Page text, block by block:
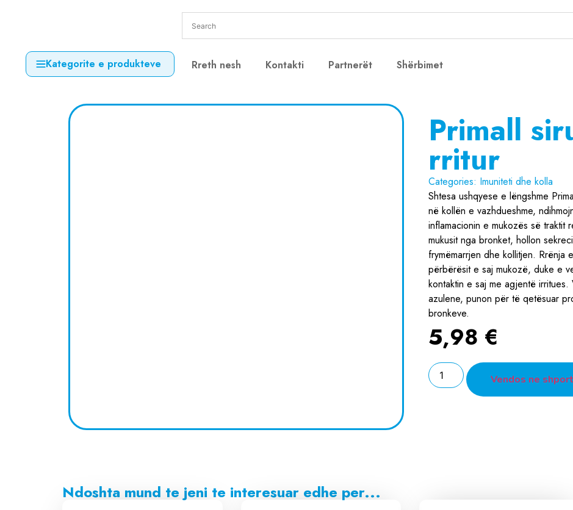
Kategorite e produkteve Rreth nesh Kontakti Partnerët Shërbimet
Primall
rritur
Categories: Imuniteti dhe kolla
Shtesa ushqyese e lëngshme
në kollën e vazhdueshme,
inflamacionin e mukozës së traktit
mukusit nga bronket, hollon
frymëmarrjen dhe kollitjen. Rrënja
përbërësit e saj mukozë, duke e
kontaktin e saj me agjentë irritues.
azulene, punon për të qetësuar
bronkeve.
5,98 €
Vendos ne
Ndoshta mund te jeni te interesuar edhe per...